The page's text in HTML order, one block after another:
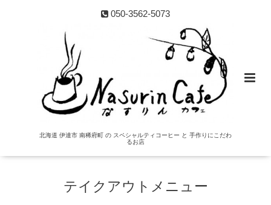
050-3562-5073
北海道 伊達市 南稀府町 の スペシャルティコーヒー と 手作りにこだわ
るお店
テイクアウトメニュー